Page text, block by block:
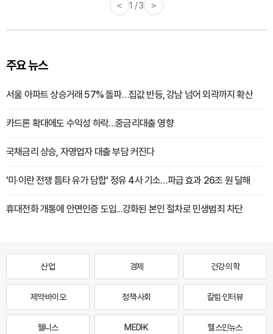
< 1 / 3 >
주요 뉴스
서울 아파트 상승거래 57% 돌파…집값 반등, 강남 넘어 외곽까지 확산
카드론 확대에도 수익성 하락…중금리대출 영향
국채금리 상승, 자영업자 대출 부담 커진다
'미·이란 전쟁 틈타 유가 담합' 정유 4사 기소…파급 효과 26조 원 달해
휴대전화 개통에 안면인증 도입...강화된 본인 절차로 민생범죄 차단
산업 경제 건강·의학
제약·바이오 정책·사회 칼럼·인터뷰
웰니스 MEDI·K 헬스인뉴스